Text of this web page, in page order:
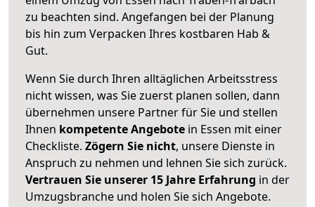
zu beachten sind. Angefangen bei der Planung
bis hin zum Verpacken Ihres kostbaren Hab &
Gut.
Wenn Sie durch Ihren alltäglichen Arbeitsstress
nicht wissen, was Sie zuerst planen sollen, dann
übernehmen unsere Partner für Sie und stellen
Ihnen kompetente Angebote in Essen mit einer
Checkliste. Zögern Sie nicht, unsere Dienste in
Anspruch zu nehmen und lehnen Sie sich zurück.
Vertrauen Sie unserer 15 Jahre Erfahrung in der
Umzugsbranche und holen Sie sich Angebote.